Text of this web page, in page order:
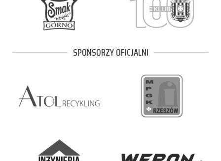
SPONSORZY OFICJALNI